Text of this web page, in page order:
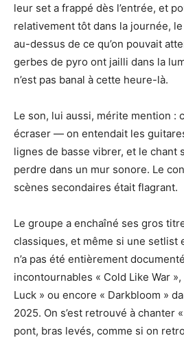
leur set a frappé dès l’entrée, et
relativement tôt dans la journée,
au-dessus de ce qu’on pouvait
gerbes de pyro ont jailli dans la
n’est pas banal à cette heure-là.
Le son, lui aussi, mérite mention :
écraser — on entendait les
lignes de basse vibrer, et le chant
perdre dans un mur sonore. Le
scènes secondaires était flagrant.
Le groupe a enchaîné ses gros
classiques, et même si une setlist
n’a pas été entièrement
incontournables « Cold Like War »,
Luck » ou encore « Darkbloom »
2025. On s’est retrouvé à chanter
pont, bras levés, comme si on